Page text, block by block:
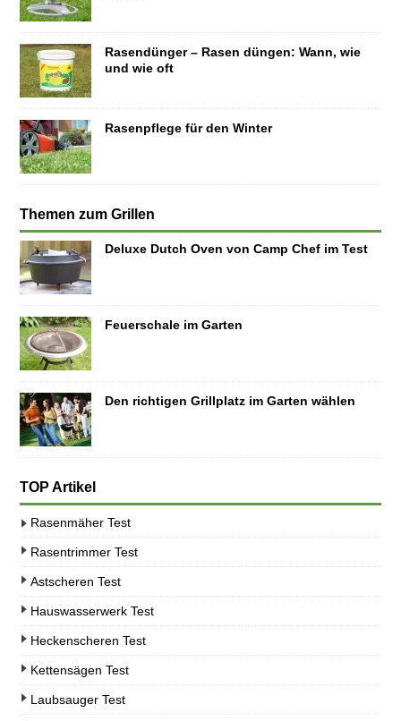
Rasendünger – Rasen düngen: Wann, wie
und wie oft
Rasenpflege für den Winter
Themen zum Grillen
Deluxe Dutch Oven von Camp Chef im Test
Feuerschale im Garten
Den richtigen Grillplatz im Garten wählen
TOP Artikel
Rasenmäher Test
Rasentrimmer Test
Astscheren Test
Hauswasserwerk Test
Heckenscheren Test
Kettensägen Test
Laubsauger Test